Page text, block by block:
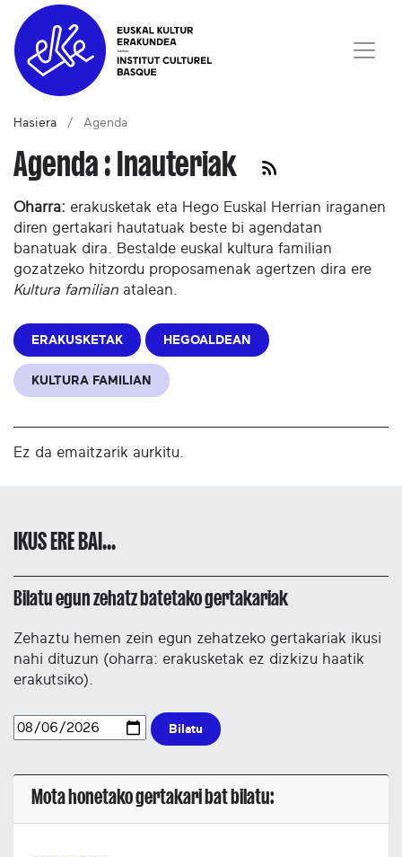
Hasiera Agenda
Agenda : Inauteriak
Oharra: erakusketak eta Hego Euskal Herrian iraganen
diren gertakari hautatuak beste bi agendatan
banatuak dira. Bestalde euskal kultura familian
gozatzeko hitzordu proposamenak agertzen dira ere
Kultura familian atalean.
ERAKUSKETAK HEGOALDEAN
KULTURA FAMILIAN
Ez da emaitzarik aurkitu.
IKUS ERE BAI...
Bilatu egun zehatz batetako gertakariak
Zehaztu hemen zein egun zehatzeko gertakariak ikusi
nahi dituzun (oharra: erakusketak ez dizkizu haatik
erakutsiko).
Bilatu
Mota honetako gertakari bat bilatu: